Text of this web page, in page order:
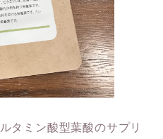
タミン酸型葉酸のサプリ